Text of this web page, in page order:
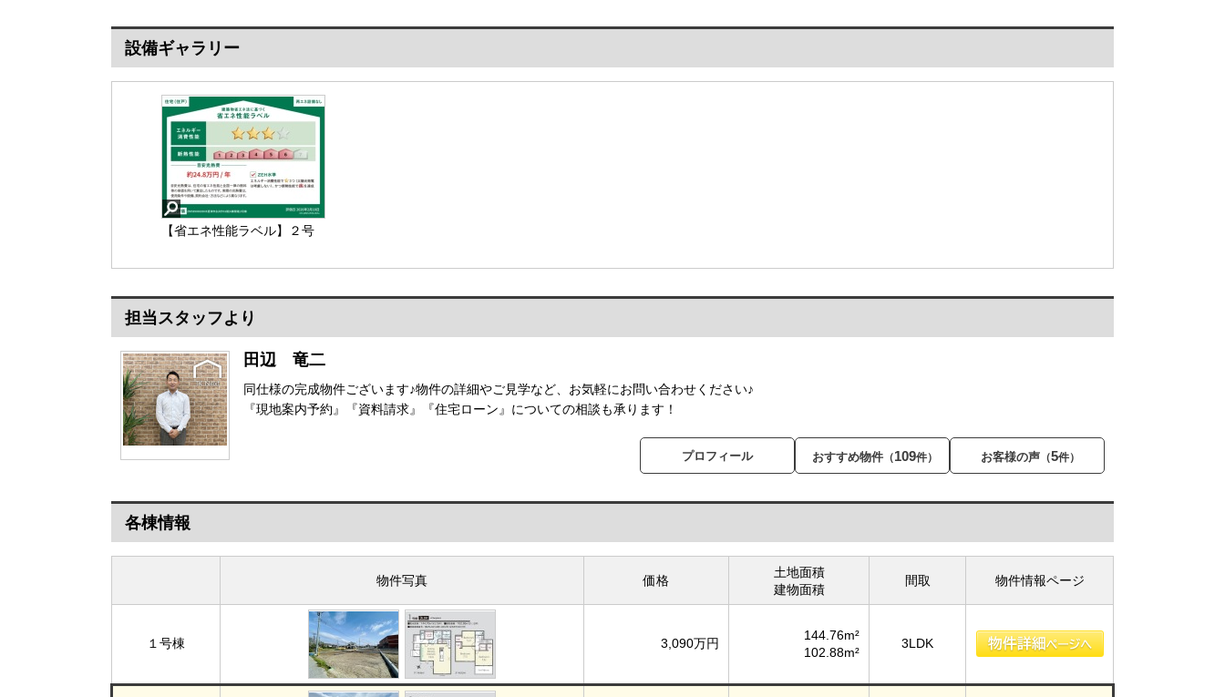
設備ギャラリー
【省エネ性能ラベル】
【省エネ性能ラベル】２号
担当スタッフより
田辺 竜二
同仕様の完成物件ございます♪物件の詳細やご見学など、お気軽にお問い合わせください♪
『現地案内予約』『資料請求』『住宅ローン』についての相談も承ります！
プロフィール おすすめ物件 （109件） お客様の声（5件）
各棟情報
物件写真 価格
土地面積
建物面積
間取 物件情報ページ
１号棟 3,090万円
144.76m²
102.88m²
3LDK